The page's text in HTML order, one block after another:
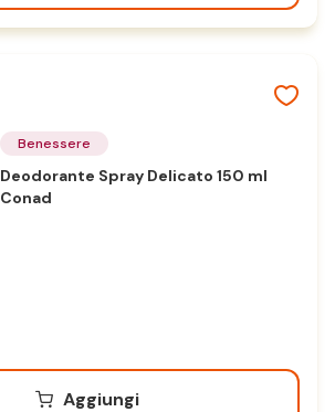
Benessere
Deodorante Spray Delicato 150 ml
Conad
Aggiungi